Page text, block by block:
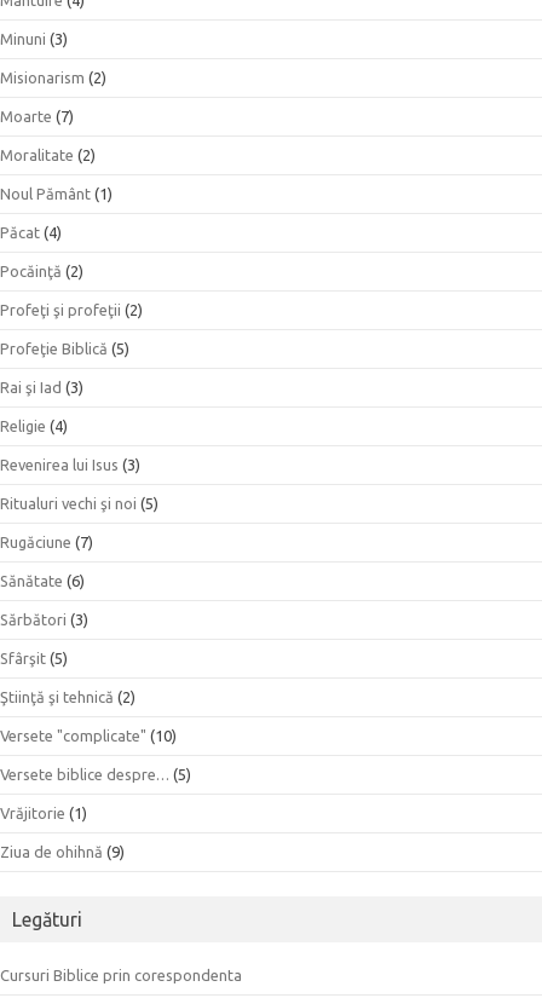
Minuni (3)
Misionarism (2)
Moarte (7)
Moralitate (2)
Noul Pământ (1)
Păcat (4)
Pocăinţă (2)
Profeţi şi profeţii (2)
Profeţie Biblică (5)
Rai şi Iad (3)
Religie (4)
Revenirea lui Isus (3)
Ritualuri vechi şi noi (5)
Rugăciune (7)
Sănătate (6)
Sărbători (3)
Sfârşit (5)
Ştiinţă şi tehnică (2)
Versete "complicate" (10)
Versete biblice despre… (5)
Vrăjitorie (1)
Ziua de ohihnă (9)
Legături
Cursuri Biblice prin corespondenta